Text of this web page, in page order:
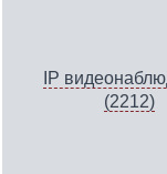
IP
(2212)